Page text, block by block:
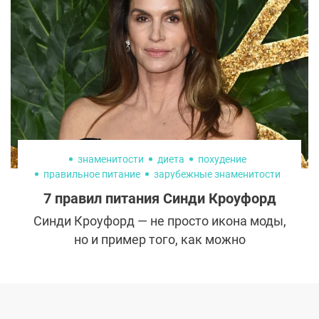
белого на шоколадный, — жажда славы,
поиск себя, психологические проблемы
или же просто стремление к
своеобразному идеалу?
знаменитости диета
похудение
правильное питание
зарубежные знаменитости
7 правил питания Синди Кроуфорд
Синди Кроуфорд — не просто икона моды,
но и пример того, как можно